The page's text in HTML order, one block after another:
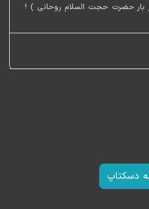
بار حضرت حجت السلام روحانی ) !
دسکتاپ